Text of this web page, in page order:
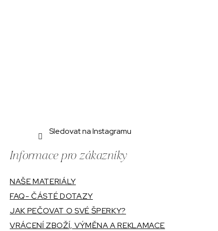
Sledovat na Instagramu
Informace pro zákazníky
NAŠE MATERIÁLY
FAQ- ČÁSTÉ DOTAZY
JAK PEČOVAT O SVÉ ŠPERKY?
VRÁCENÍ ZBOŽÍ, VÝMĚNA A REKLAMACE